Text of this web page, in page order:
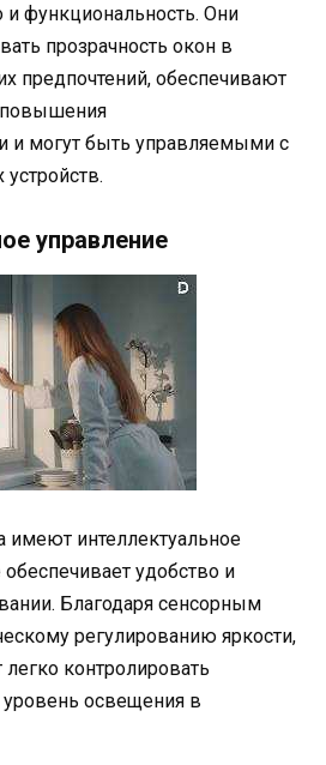
и функциональность. Они
прозрачность окон в
предпочтений, обеспечивают
повышения
и могут быть управляемыми с
управление
имеют интеллектуальное
удобство и
Благодаря сенсорным
регулированию яркости,
контролировать
уровень освещения в